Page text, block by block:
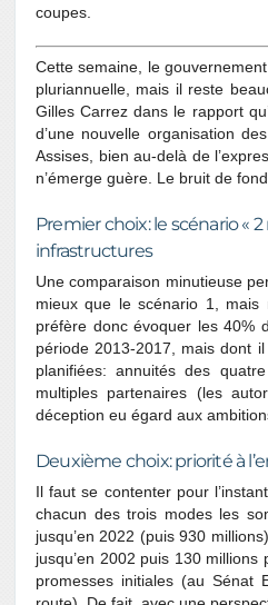
coupes.
Cette semaine, le
pluriannuelle, mais il reste
Gilles Carrez dans le rapport
d’une nouvelle organisation
Assises, bien au-delà de
n’émerge guère. Le bruit de
Premier choix: le scénario «
infrastructures
Une comparaison minutieuse
mieux que le scénario 1,
préfère donc évoquer les 40%
période 2013-2017, mais dont
planifiées: annuités des
multiples partenaires (les
déception eu égard aux
Deuxième choix: priorité à
Il faut se contenter pour
chacun des trois modes les
jusqu’en 2022 (puis 930
jusqu’en 2002 puis 130
promesses initiales (au Sénat